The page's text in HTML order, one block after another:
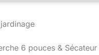
de 4000 mAh 】
6 pouces &